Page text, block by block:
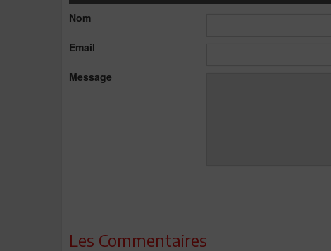
Nom
Email
Message
Les Commentaires